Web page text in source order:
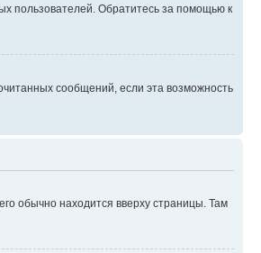
пользователей. Обратитесь за помощью к
сообщений, если эта возможность
обычно находится вверху страницы. Там